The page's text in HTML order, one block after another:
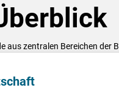
aus zentralen Bereichen der